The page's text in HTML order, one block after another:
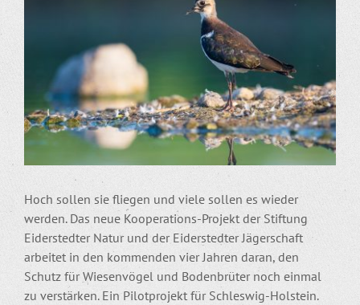
Hoch sollen sie fliegen und viele sollen es wieder
werden. Das neue Kooperations-Projekt der Stiftung
Eiderstedter Natur und der Eiderstedter Jägerschaft
arbeitet in den kommenden vier Jahren daran, den
Schutz für Wiesenvögel und Bodenbrüter noch einmal
zu verstärken. Ein Pilotprojekt für Schleswig-Holstein.